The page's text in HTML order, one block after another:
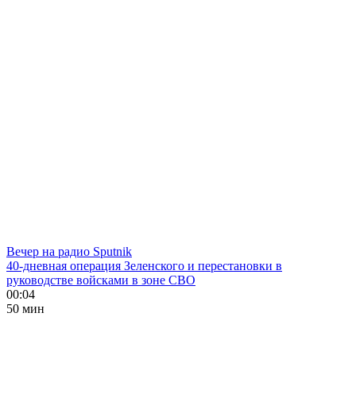
Вечер на радио Sputnik
40-дневная операция Зеленского и перестановки в
руководстве войсками в зоне СВО
00:04
50 мин